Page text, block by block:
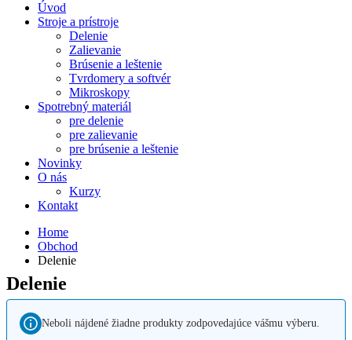
Úvod
Stroje a prístroje
Delenie
Zalievanie
Brúsenie a leštenie
Tvrdomery a softvér
Mikroskopy
Spotrebný materiál
pre delenie
pre zalievanie
pre brúsenie a leštenie
Novinky
O nás
Kurzy
Kontakt
Home
Obchod
Delenie
Delenie
Neboli nájdené žiadne produkty zodpovedajúce vášmu výberu.